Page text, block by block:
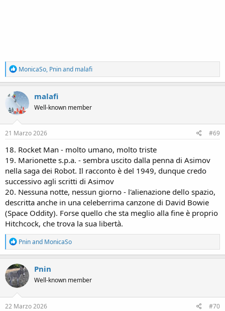
R
e
a
c
t
i
o
n
s
MonicaSo, Pninand malafi
malafi
Well-known member
21 Marzo 2026 #69
18. Rocket Man - molto umano, molto triste
19. Marionette s.p.a. - sembra uscito dalla penna di Asimov
nella saga dei Robot. Il racconto è del 1949, dunque credo
successivo agli scritti di Asimov
20. Nessuna notte, nessun giorno - l'alienazione dello spazio,
descritta anche in una celeberrima canzone di David Bowie
(Space Oddity). Forse quello che sta meglio alla fine è proprio
Hitchcock, che trova la sua libertà.
R
e
a
c
t
i
o
n
s
Pninand MonicaSo
Pnin
Well-known member
22 Marzo 2026 #70